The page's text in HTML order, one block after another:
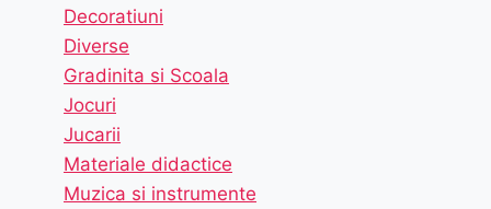
Decoratiuni
Diverse
Gradinita si Scoala
Jocuri
Jucarii
Materiale didactice
Muzica si instrumente